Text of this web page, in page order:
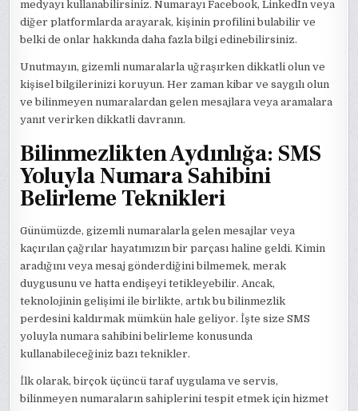
medyayı kullanabilirsiniz. Numarayı Facebook, LinkedIn veya
diğer platformlarda arayarak, kişinin profilini bulabilir ve
belki de onlar hakkında daha fazla bilgi edinebilirsiniz.
Unutmayın, gizemli numaralarla uğraşırken dikkatli olun ve
kişisel bilgilerinizi koruyun. Her zaman kibar ve saygılı olun
ve bilinmeyen numaralardan gelen mesajlara veya aramalara
yanıt verirken dikkatli davranın.
Bilinmezlikten Aydınlığa: SMS
Yoluyla Numara Sahibini
Belirleme Teknikleri
Günümüzde, gizemli numaralarla gelen mesajlar veya
kaçırılan çağrılar hayatımızın bir parçası haline geldi. Kimin
aradığını veya mesaj gönderdiğini bilmemek, merak
duygusunu ve hatta endişeyi tetikleyebilir. Ancak,
teknolojinin gelişimi ile birlikte, artık bu bilinmezlik
perdesini kaldırmak mümkün hale geliyor. İşte size SMS
yoluyla numara sahibini belirleme konusunda
kullanabileceğiniz bazı teknikler.
İlk olarak, birçok üçüncü taraf uygulama ve servis,
bilinmeyen numaraların sahiplerini tespit etmek için hizmet